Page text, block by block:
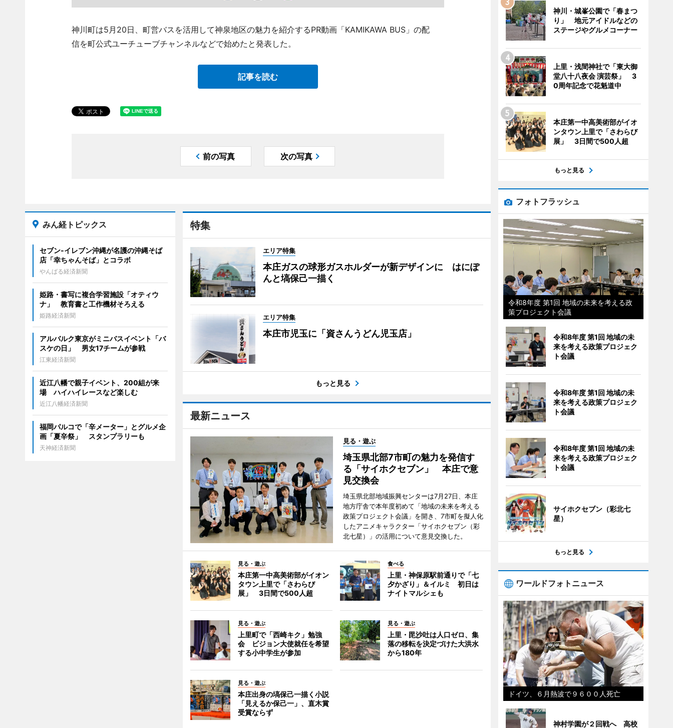
神川町は5月20日、町営バスを活用して神泉地区の魅力を紹介するPR動画「KAMIKAWA BUS」の配
信を町公式ユーチューブチャンネルなどで始めたと発表した。
記事を読む
前の写真 次の写真
特集
エリア特集
本庄ガスの球形ガスホルダーが新デザインに はにぽ
んと塙保己一描く
エリア特集
本庄市児玉に「資さんうどん児玉店」
もっと見る
最新ニュース
見る・遊ぶ
埼玉県北部7市町の魅力を発信す
る「サイホクセブン」 本庄で意
見交換会
埼玉県北部地域振興センターは7月27日、本庄
地方庁舎で本年度初めて「地域の未来を考える
政策プロジェクト会議」を開き、7市町を擬人化
したアニメキャラクター「サイホクセブン（彩
北七星）」の活用について意見交換した。
見る・遊ぶ
本庄第一中高美術部がイオン
タウン上里で「さわらび
展」 3日間で500人超
食べる
上里・神保原駅前通りで「七
夕かざり」＆イルミ 初日は
ナイトマルシェも
見る・遊ぶ
上里町で「西崎キク」勉強
会 ビジョン大使就任を希望
する小中学生が参加
見る・遊ぶ
上里・毘沙吐は人口ゼロ、集
落の移転を決定づけた大洪水
から180年
見る・遊ぶ
本庄出身の塙保己一描く小説
「見えるか保己一」、直木賞
受賞ならず
みん経トピックス
セブン‐イレブン沖縄が名護の沖縄そば
店「幸ちゃんそば」とコラボ
やんばる経済新聞
姫路・書写に複合学習施設「オティウ
ナ」 教育書と工作機材そろえる
姫路経済新聞
アルバルク東京がミニバスイベント「バ
スケの日」 男女17チームが参戦
江東経済新聞
近江八幡で親子イベント、200組が来
場 ハイハイレースなど楽しむ
近江八幡経済新聞
福岡パルコで「辛メーター」とグルメ企
画「夏辛祭」 スタンプラリーも
天神経済新聞
神川・城峯公園で「春まつ
り」 地元アイドルなどの
ステージやグルメコーナー
上里・浅間神社で「東大御
堂八十八夜会 演芸祭」 3
0周年記念で花魁道中
本庄第一中高美術部がイオ
ンタウン上里で「さわらび
展」 3日間で500人超
もっと見る
フォトフラッシュ
令和8年度 第1回 地域の未来を考える政
策プロジェクト会議
令和8年度 第1回 地域の未
来を考える政策プロジェク
ト会議
令和8年度 第1回 地域の未
来を考える政策プロジェク
ト会議
令和8年度 第1回 地域の未
来を考える政策プロジェク
ト会議
サイホクセブン（彩北七
星）
もっと見る
ワールドフォトニュース
ドイツ、６月熱波で９６００人死亡
神村学園が２回戦へ 高校